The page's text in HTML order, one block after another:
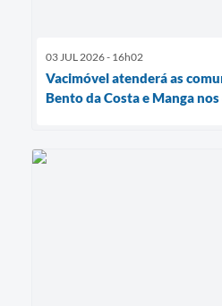
03 JUL 2026 - 16h02
Vacimóvel atenderá as
Bento da Costa e Manga